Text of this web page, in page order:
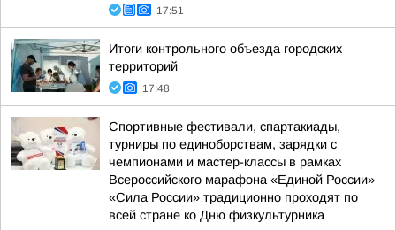
17:51
Итоги контрольного объезда городских
территорий
17:48
Спортивные фестивали, спартакиады,
турниры по единоборствам, зарядки с
чемпионами и мастер-классы в рамках
Всероссийского марафона «Единой России»
«Сила России» традиционно проходят по
всей стране ко Дню физкультурника